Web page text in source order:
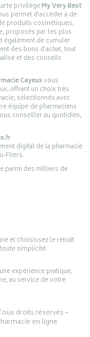
privilègeMy Very Best
permet d’accéder à de
produits cosmétiques,
proposés par les plus
également de cumuler
des bons d’achat, tout
et des conseils
Cayeuxvous
offrant un choix très
sélectionnés avec
équipe de pharmaciens
conseiller au quotidien,
digital de la pharmacie
Fliers.
parmi des milliers de
et choisissez le retrait
simplicité.
expérience pratique,
au service de votre
droits réservés –
en ligne